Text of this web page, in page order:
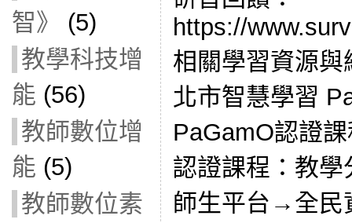
智》
(5)
教學科技增
能 (56)
教師數位增
能 (5)
教師數位素
https://
相關學習資源
北市智慧學習
PaGamO認證
認證課程：教
師生平台→全民